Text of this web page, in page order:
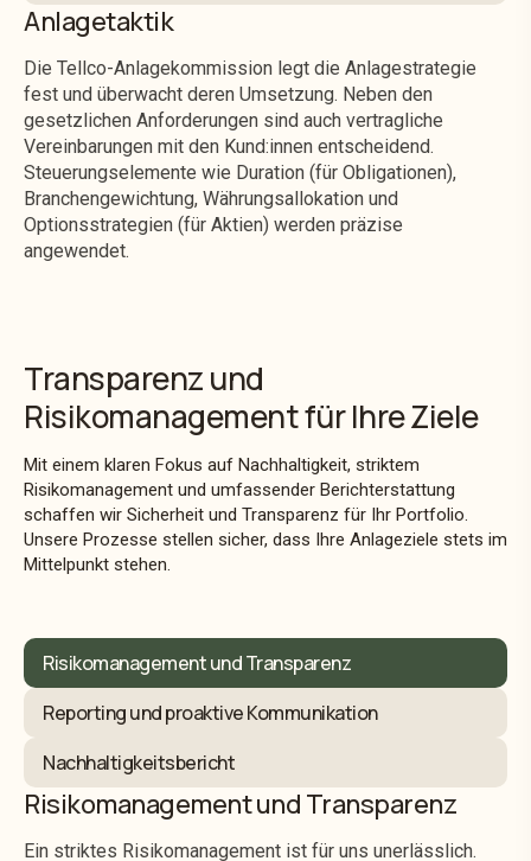
Anlagetaktik
Die Tellco-Anlagekommission legt die Anlagestrategie
fest und überwacht deren Umsetzung. Neben den
gesetzlichen Anforderungen sind auch vertragliche
Vereinbarungen mit den Kund:innen entscheidend.
Steuerungselemente wie Duration (für Obligationen),
Branchengewichtung, Währungsallokation und
Optionsstrategien (für Aktien) werden präzise
angewendet.
Transparenz und
Risikomanagement für Ihre Ziele
Mit einem klaren Fokus auf Nachhaltigkeit, striktem
Risikomanagement und umfassender Berichterstattung
schaffen wir Sicherheit und Transparenz für Ihr Portfolio.
Unsere Prozesse stellen sicher, dass Ihre Anlageziele stets im
Mittelpunkt stehen.
Risikomanagement und Transparenz
Reporting und proaktive Kommunikation
Nachhaltigkeitsbericht
Risikomanagement und Transparenz
Ein striktes Risikomanagement ist für uns unerlässlich.